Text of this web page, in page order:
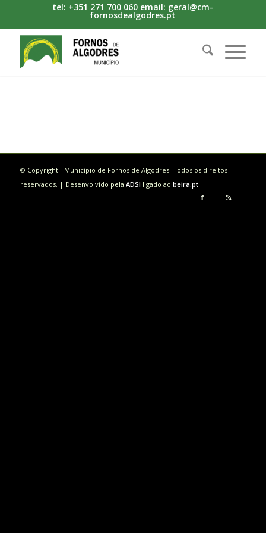
tel: +351 271 700 060 email: geral@cm-
fornosdealgodres.pt
© Copyright - Município de Fornos de Algodres. Todos os direitos
reservados. | Desenvolvido pela ADSI ligado ao beira.pt